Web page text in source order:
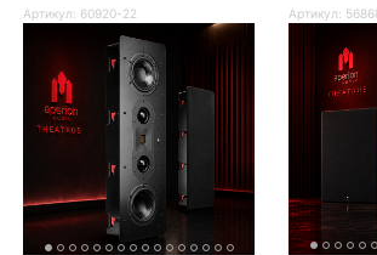
Артикул: 60920-22 Артикул: